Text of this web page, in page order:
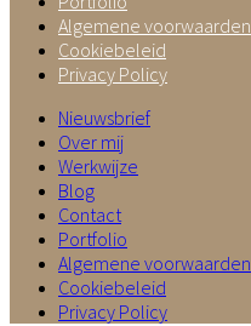
Algemene voorwaarden
Cookiebeleid
Privacy Policy
Nieuwsbrief
Over mij
Werkwijze
Blog
Contact
Portfolio
Algemene voorwaarden
Cookiebeleid
Privacy Policy